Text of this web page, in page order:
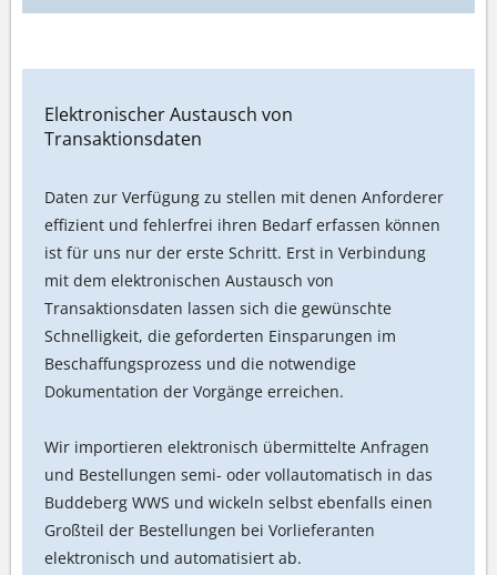
Elektronischer Austausch von
Transaktionsdaten
Daten zur Verfügung zu stellen mit denen Anforderer
effizient und fehlerfrei ihren Bedarf erfassen können
ist für uns nur der erste Schritt. Erst in Verbindung
mit dem elektronischen Austausch von
Transaktionsdaten lassen sich die gewünschte
Schnelligkeit, die geforderten Einsparungen im
Beschaffungsprozess und die notwendige
Dokumentation der Vorgänge erreichen.
Wir importieren elektronisch übermittelte Anfragen
und Bestellungen semi- oder vollautomatisch in das
Buddeberg WWS und wickeln selbst ebenfalls einen
Großteil der Bestellungen bei Vorlieferanten
elektronisch und automatisiert ab.